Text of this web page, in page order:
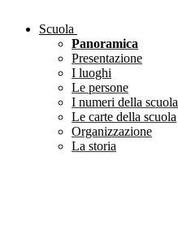
Scuola
Panoramica
Presentazione
I luoghi
Le persone
I numeri della scuola
Le carte della scuola
Organizzazione
La storia